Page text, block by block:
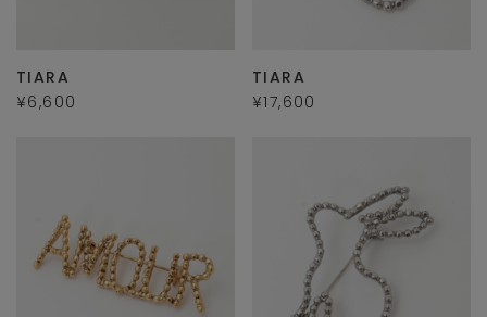
TIARA
¥6,600
TIARA
¥17,600